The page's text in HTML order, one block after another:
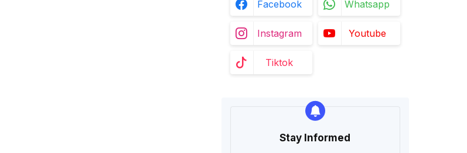
Facebook Whatsapp
Instagram Youtube
Tiktok
Stay Informed